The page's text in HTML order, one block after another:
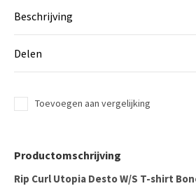
Beschrijving
Delen
Toevoegen aan vergelijking
Productomschrijving
Rip Curl Utopia Desto W/S T-shirt